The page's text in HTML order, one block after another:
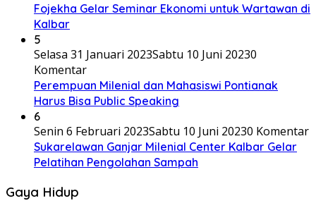
Fojekha Gelar Seminar Ekonomi untuk Wartawan di
Kalbar
5
Selasa 31 Januari 2023Sabtu 10 Juni 20230
Komentar
Perempuan Milenial dan Mahasiswi Pontianak
Harus Bisa Public Speaking
6
Senin 6 Februari 2023Sabtu 10 Juni 20230 Komentar
Sukarelawan Ganjar Milenial Center Kalbar Gelar
Pelatihan Pengolahan Sampah
Gaya Hidup